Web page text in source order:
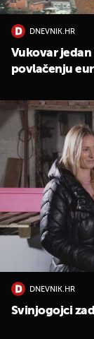
DNEVNIK.HR
Vukovar
povlačenju
DNEVNIK.HR
Svinjogojci